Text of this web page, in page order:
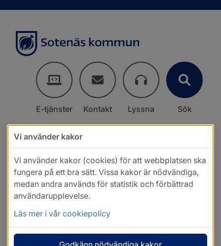
E-tjänster Kontakt Lyssna Sök
Vi använder kakor
Vi använder kakor (cookies) för att webbplatsen ska
fungera på ett bra sätt. Vissa kakor är nödvändiga,
medan andra används för statistik och förbättrad
användarupplevelse.
Läs mer i vår cookiepolicy